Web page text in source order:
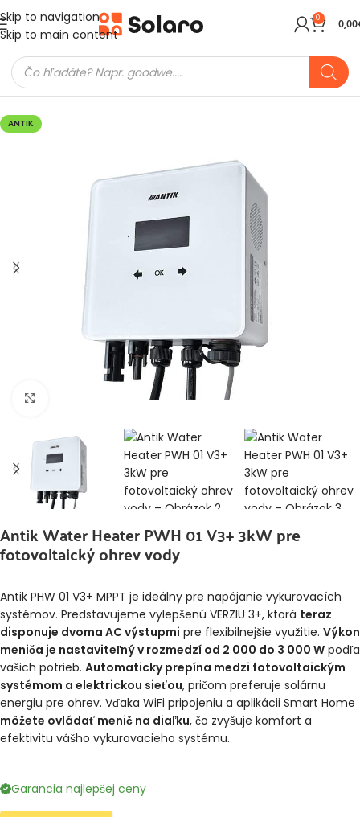
Skip to navigation
Skip to main content
0 0,00
Domov Meniče a batérie Ohrev vody
ANTIK
Klikni pre zväčšenie
Antik Water Heater PWH 01 V3+ 3kW pre
fotovoltaický ohrev vody
Antik PHW 01 V3+ MPPT je ideálny pre napájanie vykurovacích
systémov. Predstavujeme vylepšenú VERZIU 3+, ktorá teraz
disponuje dvoma AC výstupmi pre flexibilnejšie využitie. Výkon
meniča je nastaviteľný v rozmedzí od 2 000 do 3 000 W podľa
vašich potrieb. Automaticky prepína medzi fotovoltaickým
systémom a elektrickou sieťou, pričom preferuje solárnu
energiu pre ohrev. Vďaka WiFi pripojeniu a aplikácii Smart Home
môžete ovládať menič na diaľku, čo zvyšuje komfort a
efektivitu vášho vykurovacieho systému.
Garancia najlepšej ceny